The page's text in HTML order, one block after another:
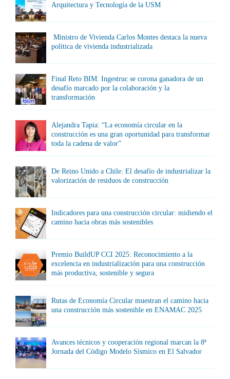
Arquitectura y Tecnología de la USM
Ministro de Vivienda Carlos Montes destaca la nueva
política de vivienda industrializada
Final Reto BIM: Ingestruc se corona ganadora de un
desafío marcado por la colaboración y la
transformación
Alejandra Tapia: “La economía circular en la
construcción es una gran oportunidad para transformar
toda la cadena de valor”
De Reino Unido a Chile: El desafío de industrializar la
valorización de residuos de construcción
Indicadores para una construcción circular: midiendo el
camino hacia obras más sostenibles
Premio BuildUP CCI 2025: Reconocimiento a la
excelencia en industrialización para una construcción
más productiva, sostenible y segura
Rutas de Economía Circular muestran el camino hacia
una construcción más sostenible en ENAMAC 2025
Avances técnicos y cooperación regional marcan la 8ª
Jornada del Código Modelo Sísmico en El Salvador